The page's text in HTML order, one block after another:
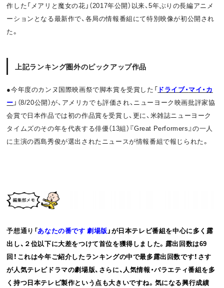
作した「メアリと魔女の花」（2017年公開）以来、5年ぶりの長編アニメ
ーションとなる最新作で、各局の情報番組にて特別映像が初公開され
た。
上記ランキング圏外のピックアップ作品
●今年度のカンヌ国際映画祭で脚本賞を受賞した「 ドライブ・マイ・カ
ー 」（8/20公開）が、アメリカでも評価され、ニューヨーク映画批評家協
会賞で日本作品では初の作品賞を受賞し、更に、米雑誌ニューヨーク
タイムズのその年を代表する俳優（13組）『Great Performers』の一人
に主演の西島秀俊が選出されたニュースが情報番組で報じられた。
予想通り「あなたの番です 劇場版」が日本テレビ番組を中心に多く露
出し、２位以下に大差をつけて首位を獲得しました。露出回数は69
回！これは今年ご紹介したランキングの中で最多露出回数です！さす
が人気テレビドラマの劇場版、さらに、人気情報・バラエティ番組を多
く持つ日本テレビ製作という点も大きいですね。気になる興行成績